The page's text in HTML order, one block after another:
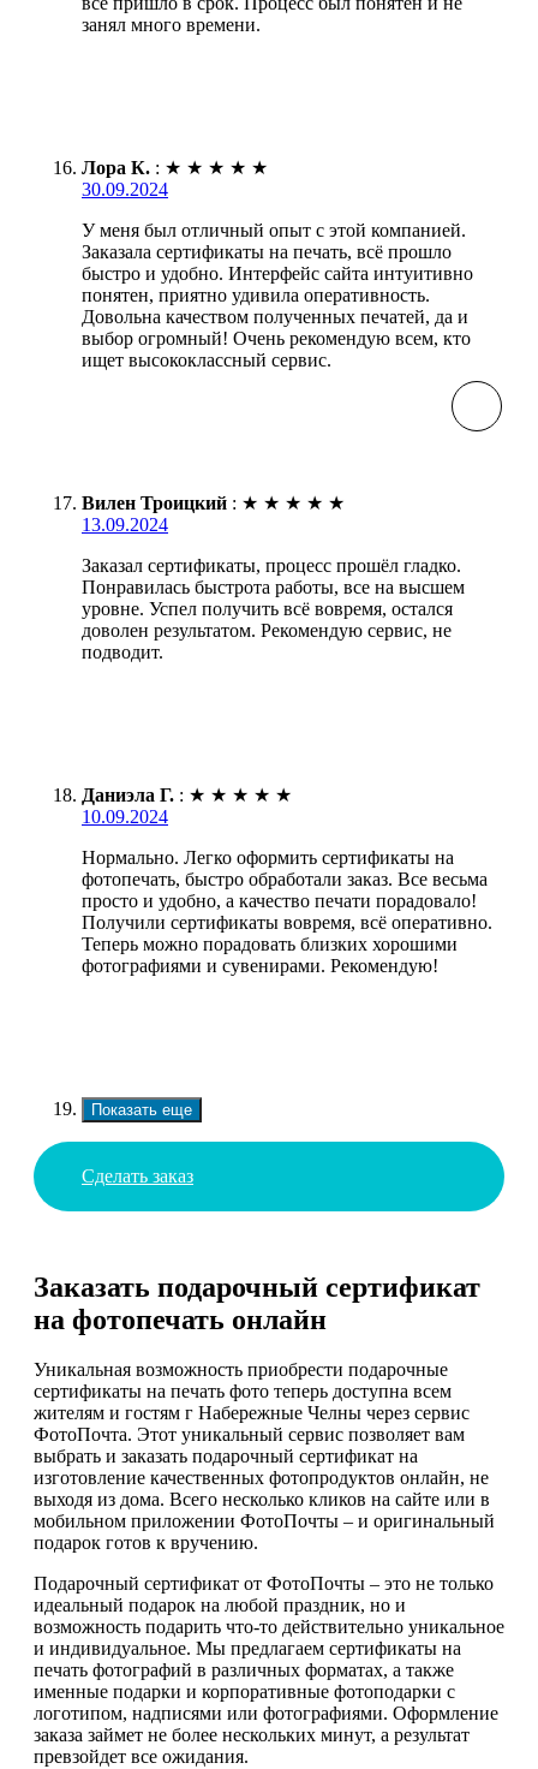
занял много времени.
Лора К. : ★ ★ ★ ★ ★
30.09.2024
У меня был отличный опыт с этой компанией.
Заказала сертификаты на печать, всё прошло
быстро и удобно. Интерфейс сайта интуитивно
понятен, приятно удивила оперативность.
Довольна качеством полученных печатей, да и
выбор огромный! Очень рекомендую всем, кто
ищет высококлассный сервис.
Вилен Троицкий : ★ ★ ★ ★ ★
13.09.2024
Заказал сертификаты, процесс прошёл гладко.
Понравилась быстрота работы, все на высшем
уровне. Успел получить всё вовремя, остался
доволен результатом. Рекомендую сервис, не
подводит.
Даниэла Г. : ★ ★ ★ ★ ★
10.09.2024
Нормально. Легко оформить сертификаты на
фотопечать, быстро обработали заказ. Все весьма
просто и удобно, а качество печати порадовало!
Получили сертификаты вовремя, всё оперативно.
Теперь можно порадовать близких хорошими
фотографиями и сувенирами. Рекомендую!
Показать еще
Сделать заказ
Заказать подарочный сертификат
на фотопечать онлайн
Уникальная возможность приобрести подарочные
сертификаты на печать фото теперь доступна всем
жителям и гостям г Набережные Челны через сервис
ФотоПочта. Этот уникальный сервис позволяет вам
выбрать и заказать подарочный сертификат на
изготовление качественных фотопродуктов онлайн, не
выходя из дома. Всего несколько кликов на сайте или в
мобильном приложении ФотоПочты – и оригинальный
подарок готов к вручению.
Подарочный сертификат от ФотоПочты – это не только
идеальный подарок на любой праздник, но и
возможность подарить что-то действительно уникальное
и индивидуальное. Мы предлагаем сертификаты на
печать фотографий в различных форматах, а также
именные подарки и корпоративные фотоподарки с
логотипом, надписями или фотографиями. Оформление
заказа займет не более нескольких минут, а результат
превзойдет все ожидания.